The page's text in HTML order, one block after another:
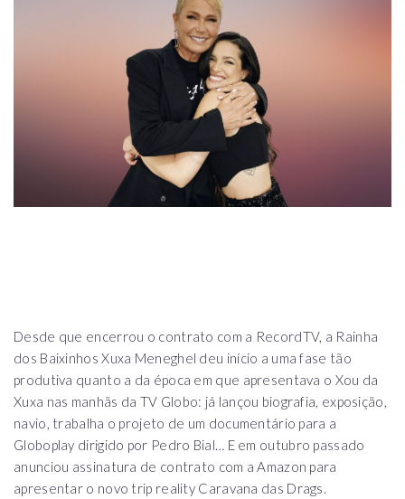
Desde que encerrou o contrato com a RecordTV, a Rainha
dos Baixinhos Xuxa Meneghel deu início a uma fase tão
produtiva quanto a da época em que apresentava o Xou da
Xuxa nas manhãs da TV Globo: já lançou biografia, exposição,
navio, trabalha o projeto de um documentário para a
Globoplay dirigido por Pedro Bial… E em outubro passado
anunciou assinatura de contrato com a Amazon para
apresentar o novo trip reality Caravana das Drags.